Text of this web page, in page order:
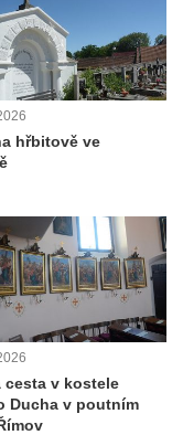
hřbitově ve
cesta v kostele
Ducha v poutním